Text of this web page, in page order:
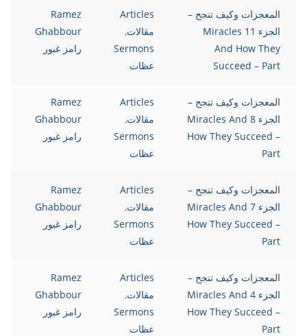
المعجزات وكيف تنجح –
الجزء 11 Miracles
And How They
Succeed – Part
Articles
مقالات,
Sermons
عظات
Ramez
Ghabbour
رامز غبور
المعجزات وكيف تنجح –
الجزء 8 Miracles And
How They Succeed –
Part
Articles
مقالات,
Sermons
عظات
Ramez
Ghabbour
رامز غبور
المعجزات وكيف تنجح –
الجزء 7 Miracles And
How They Succeed –
Part
Articles
مقالات,
Sermons
عظات
Ramez
Ghabbour
رامز غبور
المعجزات وكيف تنجح –
الجزء 4 Miracles And
How They Succeed –
Part
Articles
مقالات,
Sermons
عظات
Ramez
Ghabbour
رامز غبور